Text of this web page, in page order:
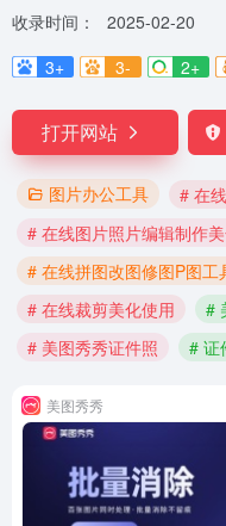
收录时间：
2025-02-20
3+
3- 2+
打开网站
图片办公工具
# 在
# 在线图片照片编辑制作
# 在线拼图改图修图P图工
# 在线裁剪美化使用
#
# 美图秀秀证件照
# 证
美图秀秀